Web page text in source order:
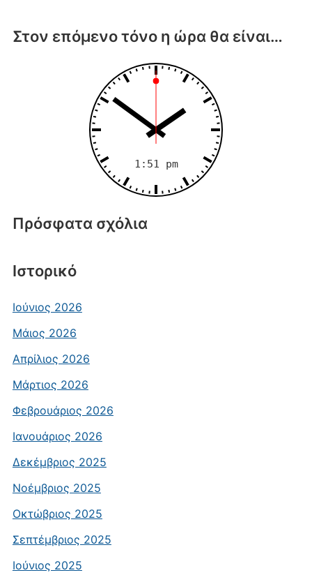
Στον επόμενο τόνο η ώρα θα είναι…
Πρόσφατα σχόλια
Ιστορικό
Ιούνιος 2026
Μάιος 2026
Απρίλιος 2026
Μάρτιος 2026
Φεβρουάριος 2026
Ιανουάριος 2026
Δεκέμβριος 2025
Νοέμβριος 2025
Οκτώβριος 2025
Σεπτέμβριος 2025
Ιούνιος 2025